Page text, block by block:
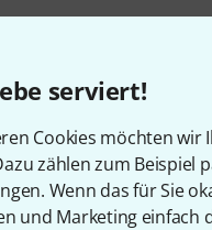
serviert!
Cookies möchten wir
zählen zum Beispiel
Wenn das für Sie
und Marketing einfach
&